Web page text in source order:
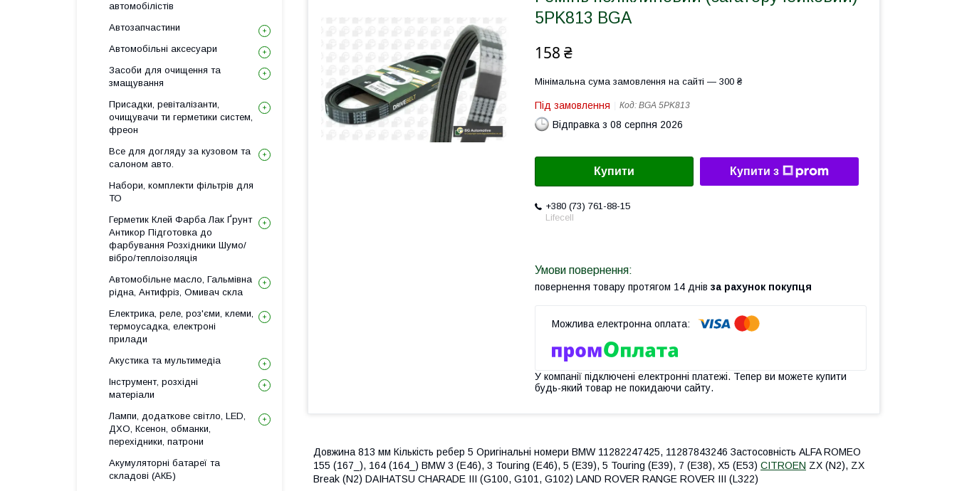
5PK813 BGA
158 ₴
Мінімальна сума замовлення на сайті — 300 ₴
Під замовлення Код: BGA 5PK813
Відправка з 08 серпня 2026
Купити Купити з
+380 (73) 761-88-15
Lifecell
повернення товару протягом 14 днів за рахунок покупця
У компанії підключені електронні платежі. Тепер ви можете купити
будь-який товар не покидаючи сайту.
Довжина 813 мм Кількість ребер 5 Оригінальні номери BMW 11282247425, 11287843246 Застосовність ALFA ROMEO
155 (167_), 164 (164_) BMW 3 (E46), 3 Touring (E46), 5 (E39), 5 Touring (E39), 7 (E38), X5 (E53) CITROEN ZX (N2), ZX
Break (N2) DAIHATSU CHARADE III (G100, G101, G102) LAND ROVER RANGE ROVER III (L322)
автомобілістів
Автозапчастини
Автомобільні аксесуари
Засоби для очищення та
змащування
Присадки, ревіталізанти,
очищувачи ти герметики систем,
фреон
Все для догляду за кузовом та
салоном авто.
Набори, комплекти фільтрів для
ТО
Герметик Клей Фарба Лак Ґрунт
Антикор Підготовка до
фарбування Розхідники Шумо/
вібро/теплоізоляція
Автомобільне масло, Гальмівна
рідна, Антифріз, Омивач скла
Електрика, реле, роз'єми, клеми,
термоусадка, електроні
прилади
Акустика та мультимедіа
Інструмент, розхідні
матеріали
Лампи, додаткове світло, LED,
ДХО, Ксенон, обманки,
перехідники, патрони
Акумуляторні батареї та
складові (АКБ)